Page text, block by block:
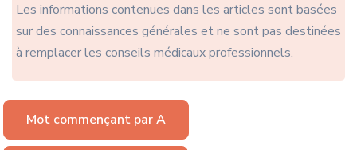
Les informations contenues dans les articles sont basées
sur des connaissances générales et ne sont pas destinées
à remplacer les conseils médicaux professionnels.
Mot commençant par A